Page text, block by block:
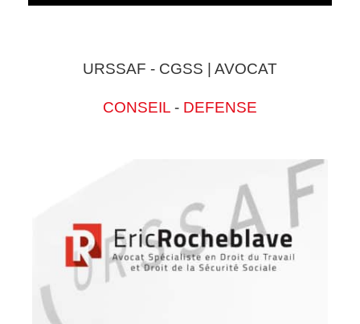
URSSAF - CGSS | AVOCAT
CONSEIL - DEFENSE